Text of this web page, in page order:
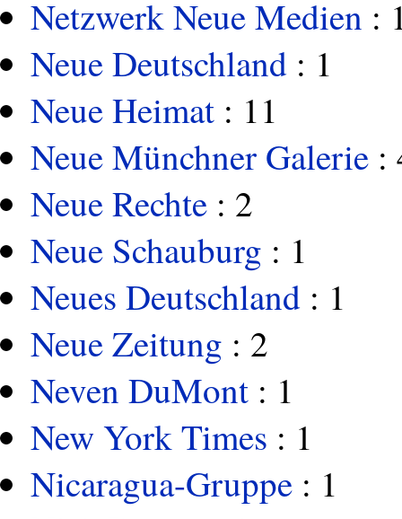
Netzwerk Neue Medien :
Neue Deutschland : 1
Neue Heimat : 11
Neue Münchner Galerie :
Neue Rechte : 2
Neue Schauburg : 1
Neues Deutschland : 1
Neue Zeitung : 2
Neven DuMont : 1
New York Times : 1
Nicaragua-Gruppe : 1